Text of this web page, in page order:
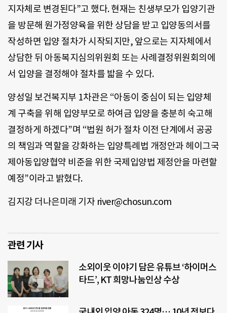
지자체로 변경된다”고 했다. 현재는 친생부모가 입양기관
을 방문해 원가정양육을 위한 상담을 받고 입양동의서를
작성하면 입양 절차가 시작되지만, 앞으로는 지자체에서
상담한 뒤 아동복지심의위원회 또는 사례결정위원회의에
서 입양을 결정해야 절차를 밟을 수 있다.
양성일 보건복지부 1차관은 “아동이 중심이 되는 입양체
계 구축을 위해 입양부모로 하여금 입양을 충분히 숙고해
결정하게 하겠다”며 “법원 허가 절차 이전 단계에서 공공
의 책임과 역할을 강화하는 입양특례법 개정안과 헤이그국
제아동입양협약 비준을 위한 국제입양법 제정안을 마련할
예정”이라고 밝혔다.
김지강 더나은미래 기자 river@chosun.com
관련 기사
소외이웃 이야기 담은 유튜브 ‘하이머스
타드’, KT 희망나눔인상 수상